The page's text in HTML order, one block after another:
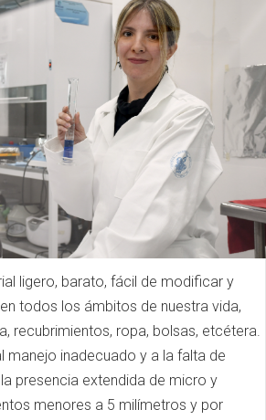
ligero, barato, fácil de modificar y
todos los ámbitos de nuestra vida,
recubrimientos, ropa, bolsas, etcétera.
manejo inadecuado y a la falta de
presencia extendida de micro y
menores a 5 milímetros y por